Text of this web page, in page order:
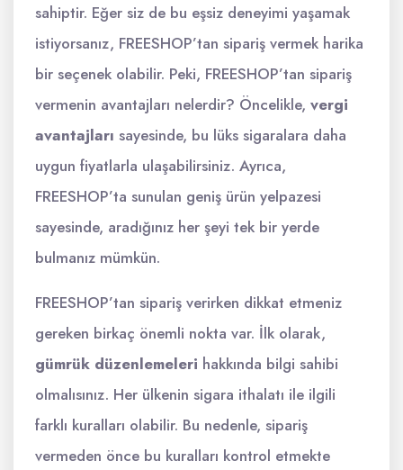
sahiptir. Eğer siz de bu eşsiz deneyimi yaşamak
istiyorsanız, FREESHOP’tan sipariş vermek harika
bir seçenek olabilir. Peki, FREESHOP’tan sipariş
vermenin avantajları nelerdir? Öncelikle, vergi
avantajları sayesinde, bu lüks sigaralara daha
uygun fiyatlarla ulaşabilirsiniz. Ayrıca,
FREESHOP’ta sunulan geniş ürün yelpazesi
sayesinde, aradığınız her şeyi tek bir yerde
bulmanız mümkün.
FREESHOP’tan sipariş verirken dikkat etmeniz
gereken birkaç önemli nokta var. İlk olarak,
gümrük düzenlemeleri hakkında bilgi sahibi
olmalısınız. Her ülkenin sigara ithalatı ile ilgili
farklı kuralları olabilir. Bu nedenle, sipariş
vermeden önce bu kuralları kontrol etmekte